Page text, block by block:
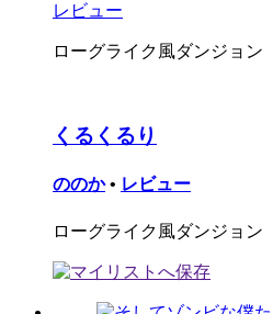
レビュー
ローグライク風ダンジョン
くるくるり
ののか • レビュー
ローグライク風ダンジョン